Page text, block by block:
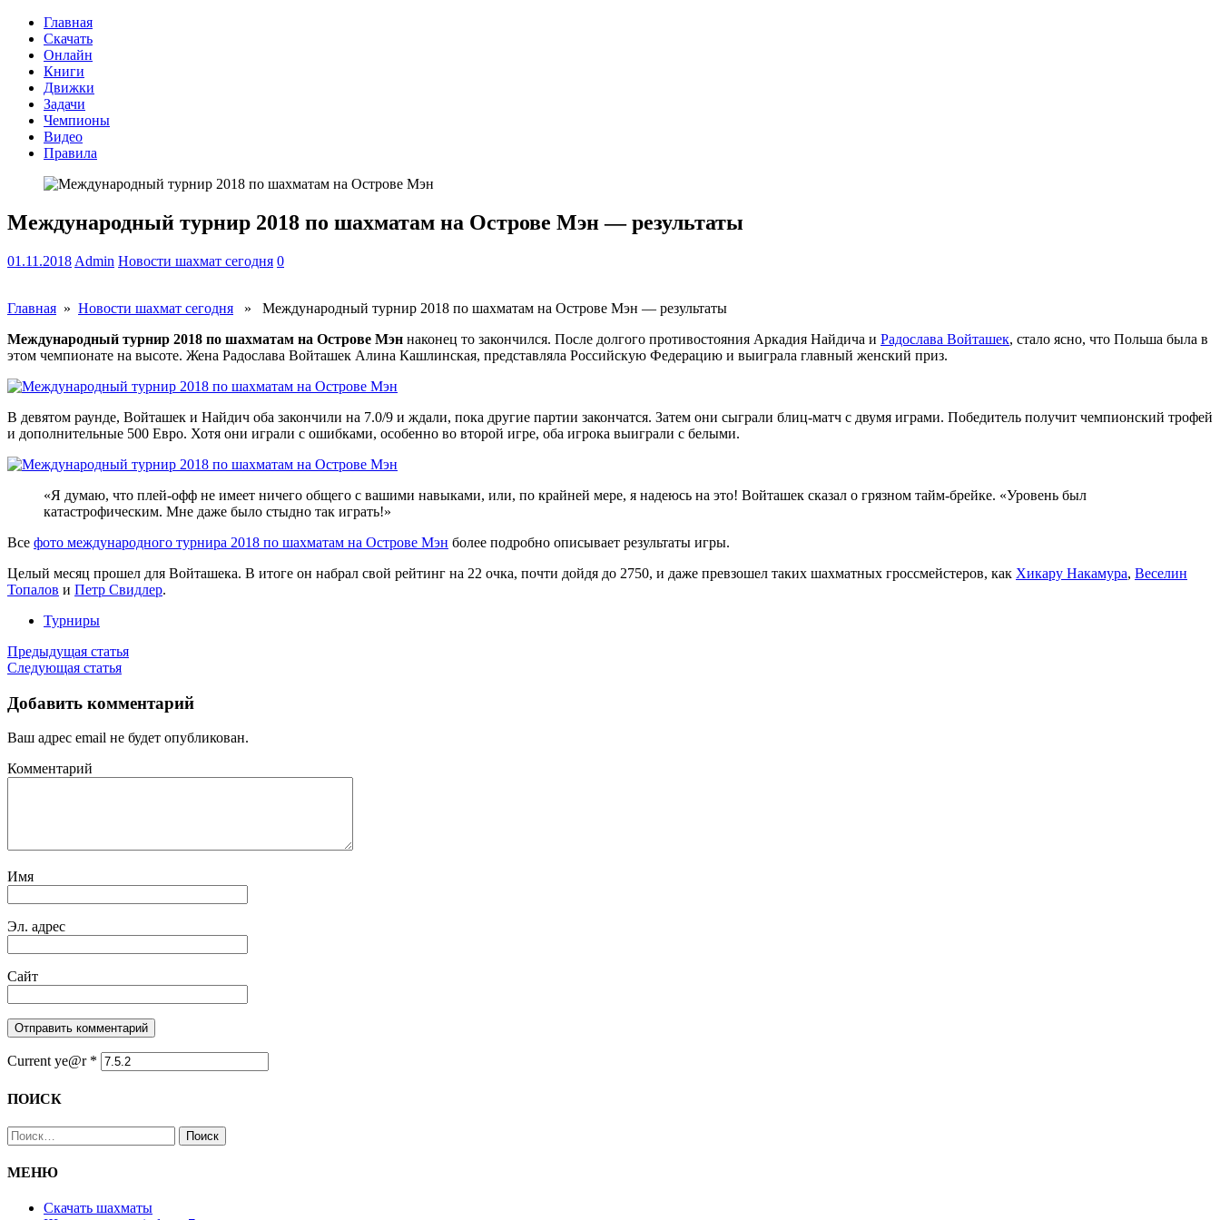
Главная
Скачать
Онлайн
Книги
Движки
Задачи
Чемпионы
Видео
Правила
Международный турнир 2018 по шахматам на Острове Мэн — результаты
01.11.2018 Admin Новости шахмат сегодня 0
Главная » Новости шахмат сегодня » Международный турнир 2018 по шахматам на Острове Мэн — результаты
Международный турнир 2018 по шахматам на Острове Мэн наконец то закончился. После долгого противостояния Аркадия Найдича и Радослава Войташек, стало ясно, что Польша была в
этом чемпионате на высоте. Жена Радослава Войташек Алина Кашлинская, представляла Российскую Федерацию и выиграла главный женский приз.
В девятом раунде, Войташек и Найдич оба закончили на 7.0/9 и ждали, пока другие партии закончатся. Затем они сыграли блиц-матч с двумя играми. Победитель получит чемпионский трофей
и дополнительные 500 Евро. Хотя они играли с ошибками, особенно во второй игре, оба игрока выиграли с белыми.
«Я думаю, что плей-офф не имеет ничего общего с вашими навыками, или, по крайней мере, я надеюсь на это! Войташек сказал о грязном тайм-брейке. «Уровень был
катастрофическим. Мне даже было стыдно так играть!»
Все фото международного турнира 2018 по шахматам на Острове Мэн более подробно описывает результаты игры.
Целый месяц прошел для Войташека. В итоге он набрал свой рейтинг на 22 очка, почти дойдя до 2750, и даже превзошел таких шахматных гроссмейстеров, как Хикару Накамура, Веселин
Топалов и Петр Свидлер.
Турниры
Предыдущая статья
Следующая статья
Добавить комментарий
Ваш адрес email не будет опубликован.
Комментарий
Имя
Эл. адрес
Сайт
Current ye@r *
ПОИСК
Найти:
МЕНЮ
Скачать шахматы